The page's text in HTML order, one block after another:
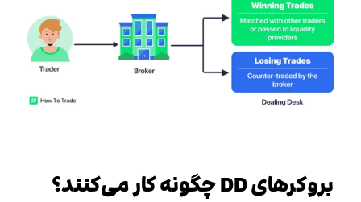
بروکرهایDDچگونه کار می‌کنند؟